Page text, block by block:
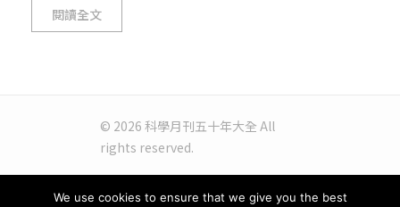
閱讀全文
© 2026 科學月刊五十年大全 All
rights reserved.
We use cookies to ensure that we give you the best